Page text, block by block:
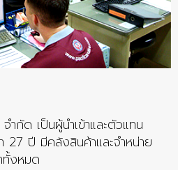
กัด เป็นผู้นำเข้าและตัวแทน
27 ปี มีคลังสินค้าและจำหน่าย
งหมด